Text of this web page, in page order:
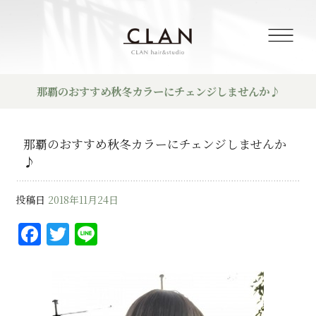
那覇のおすすめ秋冬カラーにチェンジしませんか♪
那覇のおすすめ秋冬カラーにチェンジしませんか
♪
投稿日 2018年11月24日
F
a
e
T
w
te